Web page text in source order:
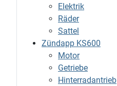
Elektrik
Räder
Sattel
Zündapp KS600
Motor
Getriebe
Hinterradantrieb